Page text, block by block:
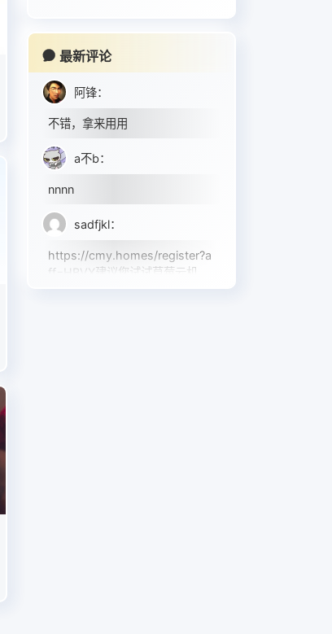
最新评论
阿锋：
不错，拿来用用
a不b：
nnnn
sadfjkl：
https://cmy.homes/register?a
ff=HBVX建议您试试草莓云机
场，可以流畅观看youtube和tikt